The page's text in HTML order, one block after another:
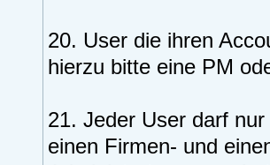
20. User die ihren
hierzu bitte eine PM
21. Jeder User darf
einen Firmen- und